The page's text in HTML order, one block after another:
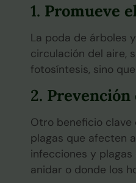
1. Promueve
La poda de árboles
circulación del aire,
fotosíntesis, sino
2. Prevención
Otro beneficio clave
plagas que afecten
infecciones y
anidar o donde los